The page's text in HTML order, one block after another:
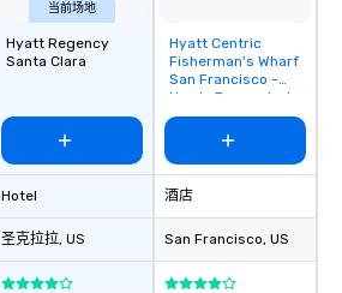
当前场地
Hyatt Regency
Santa Clara
Hotel
圣克拉拉, US
Removed from
favorites
Hyatt Centric
Fisherman's Wharf
San Francisco -
Newly Renovated
酒店
San Francisco, US